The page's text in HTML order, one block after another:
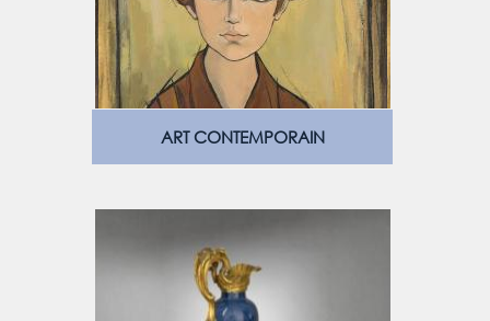
ART CONTEMPORAIN